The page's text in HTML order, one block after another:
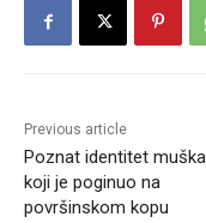
Previous article
Poznat identitet
koji je poginuo na
površinskom kopu